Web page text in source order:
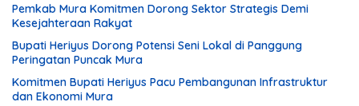
Pemkab Mura Komitmen Dorong Sektor Strategis Demi
Kesejahteraan Rakyat
Bupati Heriyus Dorong Potensi Seni Lokal di Panggung
Peringatan Puncak Mura
Komitmen Bupati Heriyus Pacu Pembangunan Infrastruktur
dan Ekonomi Mura